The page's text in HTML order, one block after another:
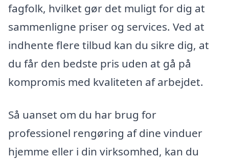
fagfolk, hvilket gør det muligt for dig at
sammenligne priser og services. Ved at
indhente flere tilbud kan du sikre dig, at
du får den bedste pris uden at gå på
kompromis med kvaliteten af arbejdet.
Så uanset om du har brug for
professionel rengøring af dine vinduer
hjemme eller i din virksomhed, kan du